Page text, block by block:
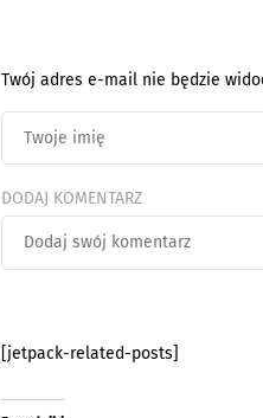
Twój adres e-mail nie będzie
DODAJ KOMENTARZ
[jetpack-related-posts]